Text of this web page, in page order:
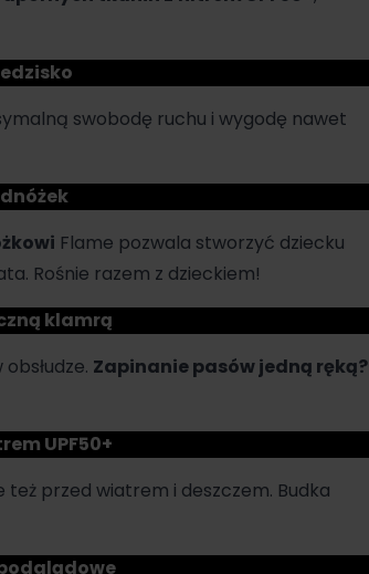
swobodę ruchu i wygodę nawet
Flame pozwala stworzyć dziecku
Rośnie razem z dzieckiem!
klamrą
Zapinanie pasów jedną ręką?
UPF50+
przed wiatrem i deszczem. Budka